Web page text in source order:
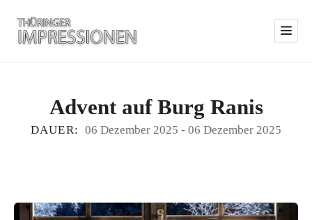
Advent auf Burg Ranis
DAUER: 06 Dezember 2025 - 06 Dezember 2025